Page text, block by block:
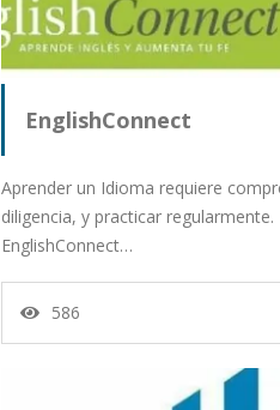
EnglishConnect
Aprender un Idioma requiere
diligencia, y practicar
EnglishConnect…
586